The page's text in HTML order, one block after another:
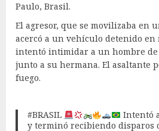
Paulo, Brasil.
El agresor, que se movilizaba en
acercó a un vehículo detenido en
intentó intimidar a un hombre de
junto a su hermana. El asaltante
fuego.
#BRASIL
Intentó
y terminó recibiendo disparos